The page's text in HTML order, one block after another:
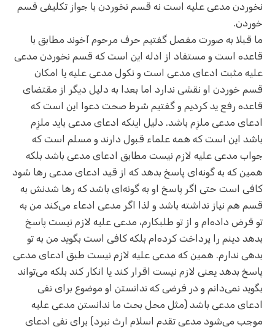
نخوردن مدعی علیه است نه قسم نخوردن با جواز تکلیفی قسم
خوردن.
ما قبلا به صورت مفصل گفتیم حرف مرحوم آخوند مطابق با
قاعده است و مستفاد از ادله این است که قسم نخوردن مدعی
علیه مثبت ادعای مدعی است و نکول مدعی علیه یا امکان
قسم خوردن او نقشی ندارد اما بعدا به دلیل دیگر از مقتضای
قاعده رفع ید کردیم و گفتیم شرط صحت دعوا این است که
ادعای مدعی ملزِم باشد. دلیل اینکه ادعای مدعی باید ملزِم
باشد این است که همه علماء قبول دارند و مسلم است که
جواب مدعی علیه لازم نیست مطابق ادعای مدعی باشد بلکه
همین که به گونه‌ای پاسخ بدهد که از قید ادعای مدعی رها شود
کافی است حتی اگر پاسخ او به گونه‌ای باشد که رها شدنش به
قسم هم نیاز نداشته باشد و لذا اگر مدعی ادعاء می‌کند من به
تو قرض داده‌ام و از تو طلبکارم، مدعی علیه لازم نیست پاسخ
بدهد دینم را پرداخت کرده‌ام بلکه کافی است بگوید من به تو
بدهی ندارم. همین که مدعی علیه لازم نیست طبق ادعای مدعی
پاسخ بدهد یعنی لازم نیست اقرار کند یا انکار کند بلکه می‌تواند
بگوید نمی‌دانم و در فرضی که ندانستن او موضوع برای نفی
ادعای مدعی باشد (مثل محل بحث ما ندانستن مدعی علیه
موجب می‌شود مدعی تقدم اسلام ارث نبرد) برای نفی ادعای